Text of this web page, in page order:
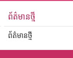
ព័ត៌មានថ្មី
ព័ត៌មានថ្មី